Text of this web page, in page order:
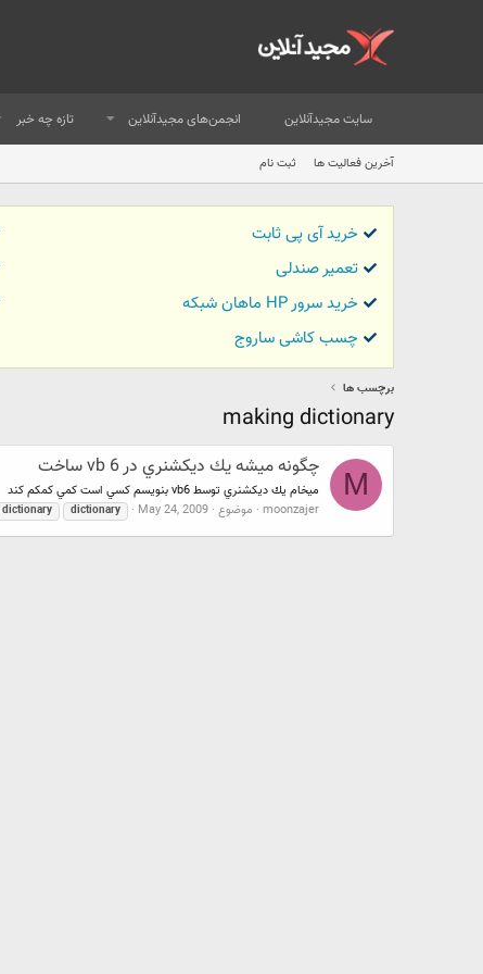
سایت مجیدآنلاین انجمن‌های مجیدآنلاین تازه چه خبر
آخرین فعالیت ها ثبت نام
خرید آی پی ثابت
تعمیر صندلی
خرید سرور HP ماهان شبکه
چسب کاشی ساروج
برچسب ها
making dictionary
M
چگونه ميشه يك ديكشنري در vb 6 ساخت
ميخام يك ديكشنري توسط vb6 بنويسم كسي است كمي كمكم كند
moonzajer موضوع May 24, 2009
dictionary
dictionary